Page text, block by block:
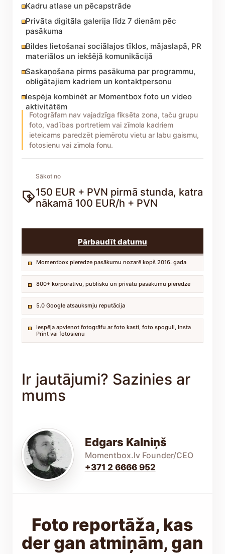
Kadru atlase un pēcapstrāde
Privāta digitāla galerija līdz 7 dienām pēc
pasākuma
Bildes lietošanai sociālajos tīklos, mājaslapā, PR
materiālos un iekšējā komunikācijā
Saskaņošana pirms pasākuma par programmu,
obligātajiem kadriem un kontaktpersonu
Iespēja kombinēt ar Momentbox foto un video
aktivitātēm
Fotogrāfam nav vajadzīga fiksēta zona, taču grupu
foto, vadības portretiem vai zīmola kadriem
ieteicams paredzēt piemērotu vietu ar labu gaismu,
fotosienu vai zīmola fonu.
Sākot no
150 EUR + PVN pirmā stunda, katra
nākamā 100 EUR/h + PVN
Pārbaudīt datumu
Momentbox pieredze pasākumu nozarē kopš 2016. gada
800+ korporatīvu, publisku un privātu pasākumu pieredze
5.0 Google atsauksmju reputācija
Iespēja apvienot fotogrāfu ar foto kasti, foto spoguli, Insta
Print vai fotosienu
Ir jautājumi? Sazinies ar
mums
Edgars Kalniņš
Momentbox.lv Founder/CEO
+371 2 6666 952
Foto reportāža, kas
der gan atmiņām, gan